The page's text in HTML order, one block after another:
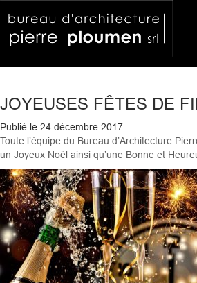
JOYEUSES FÊTES DE
Publié le 24 décembre 2017
Toute l’équipe du Bureau d’Architecture
un Joyeux Noël ainsi qu’une Bonne et